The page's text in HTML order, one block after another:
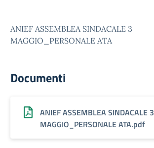
ANIEF ASSEMBLEA SINDACALE 3
MAGGIO_PERSONALE ATA
Documenti
ANIEF ASSEMBLEA SINDACALE 3
MAGGIO_PERSONALE ATA.pdf